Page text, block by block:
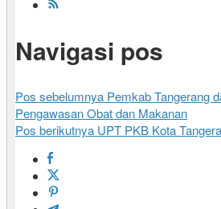
Navigasi pos
Pos sebelumnya Pemkab Tangerang
Pengawasan Obat dan Makanan
Pos berikutnya UPT PKB Kota